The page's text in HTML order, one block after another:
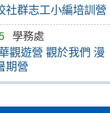
社群志工小編培訓營
學務處
觀遊營 觀於我們 漫
期營